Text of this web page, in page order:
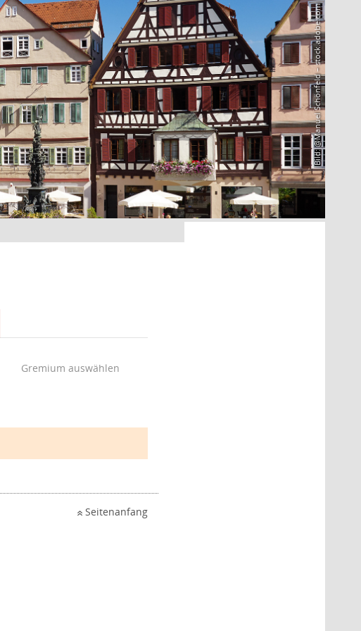
Bild: @Manuel Schönfeld – stock.adobe.com
Gremium auswählen
Seitenanfang